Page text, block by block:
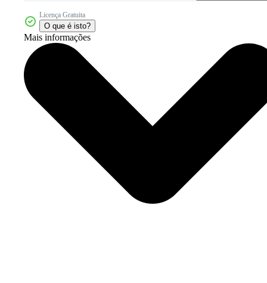
Licença Gratuita
O que é isto?
Mais informações